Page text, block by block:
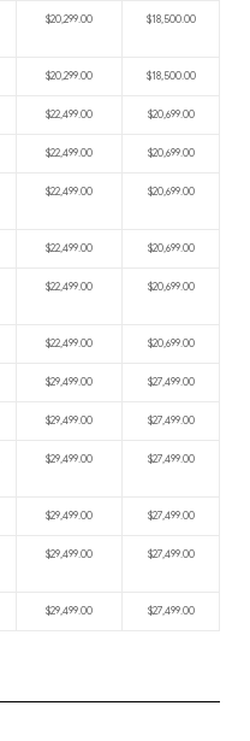
$20,299.00 $18,500.00
$20,299.00 $18,500.00
$22,499.00 $20,699.00
$22,499.00 $20,699.00
$22,499.00 $20,699.00
$22,499.00 $20,699.00
$22,499.00 $20,699.00
$22,499.00 $20,699.00
$29,499.00 $27,499.00
$29,499.00 $27,499.00
$29,499.00 $27,499.00
$29,499.00 $27,499.00
$29,499.00 $27,499.00
$29,499.00 $27,499.00